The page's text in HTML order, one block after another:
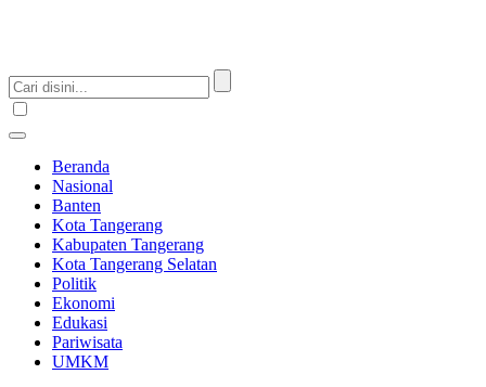
Beranda
Nasional
Banten
Kota Tangerang
Kabupaten Tangerang
Kota Tangerang Selatan
Politik
Ekonomi
Edukasi
Pariwisata
UMKM